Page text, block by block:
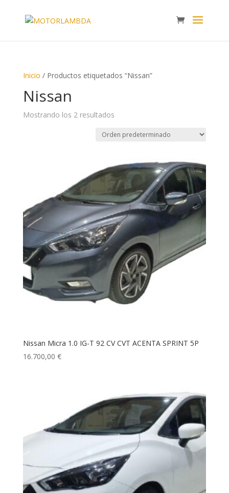
Inicio / Productos etiquetados “Nissan”
Nissan
Mostrando los 2 resultados
Nissan Micra 1.0 IG-T 92 CV CVT ACENTA SPRINT 5P
16.700,00 €